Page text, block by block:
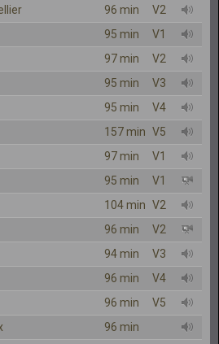
96 min
V2
95 min
V1
97 min
V2
95 min
V3
95 min
V4
157 min V5
97 min
V1
95 min
V1
104 min V2
96 min
V2
94 min
V3
96 min
V4
96 min
V5
96 min